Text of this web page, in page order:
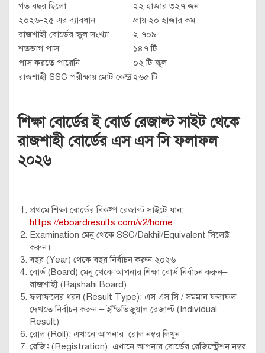
গত বছর ছিলো
২২ হাজার ৩২৭ জন
২০২৬-২৫ এর ব্যাবধান
প্রায় ২০ হাজার কম
রাজশাহী বোর্ডের স্কুল সংখ্যা
২,৭০৯
শতভাগ পাস
১৪৭ টি
পাস করতে পারেনি
০২ টি স্কুল
রাজশাহী SSC পরীক্ষায় মোট কেন্দ্র২৬৫ টি
শিক্ষা বোর্ডের ই বোর্ড রেজাল্ট সাইট থেকে
রাজশাহী বোর্ডের এস এস সি ফলাফল
২০২৬
প্রথমে শিক্ষা বোর্ডের বিকল্প রেজাল্ট সাইটে যান:
https://eboardresults.com/v2/home
Examination মেনু থেকে SSC/Dakhil/Equivalent সিলেক্ট
করুন।
বছর (Year) থেকে বছর নির্বাচন করুন ২০২৬
বোর্ড (Board) মেনু থেকে আপনার শিক্ষা বোর্ড নির্বাচন করুন–
রাজশাহী (Rajshahi Board)
ফলাফলের ধরন (Result Type): এস এস সি / সমমান ফলাফল
দেখতে নির্বাচন করুন – ইন্ডিভিজুয়াল রেজাল্ট (Individual
Result)
রোল (Roll): এখানে আপনার রোল নম্বর লিখুন
রেজিঃ (Registration): এখানে আপনার বোর্ডের রেজিস্ট্রেশন নম্বর